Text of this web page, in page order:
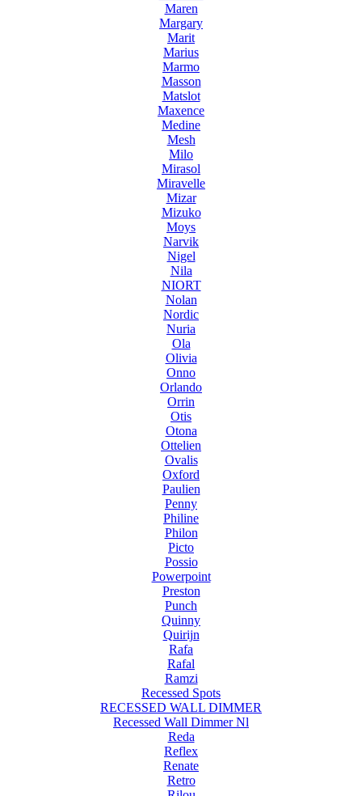
Maren
Margary
Marit
Marius
Marmo
Masson
Matslot
Maxence
Medine
Mesh
Milo
Mirasol
Miravelle
Mizar
Mizuko
Moys
Narvik
Nigel
Nila
NIORT
Nolan
Nordic
Nuria
Ola
Olivia
Onno
Orlando
Orrin
Otis
Otona
Ottelien
Ovalis
Oxford
Paulien
Penny
Philine
Philon
Picto
Possio
Powerpoint
Preston
Punch
Quinny
Quirijn
Rafa
Rafal
Ramzi
Recessed Spots
RECESSED WALL DIMMER
Recessed Wall Dimmer Nl
Reda
Reflex
Renate
Retro